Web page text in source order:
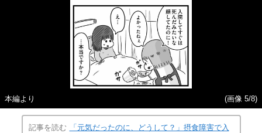
本編より (画像 5/8)
記事を読む
「元気だったのに、どうして？」摂食障害で入